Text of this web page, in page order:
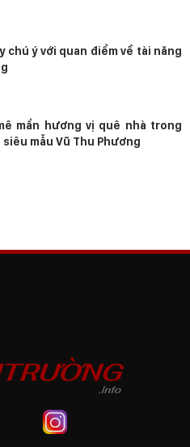
chú ý với quan điểm về tài năng
mẩn hương vị quê nhà trong
siêu mẫu Vũ Thu Phương